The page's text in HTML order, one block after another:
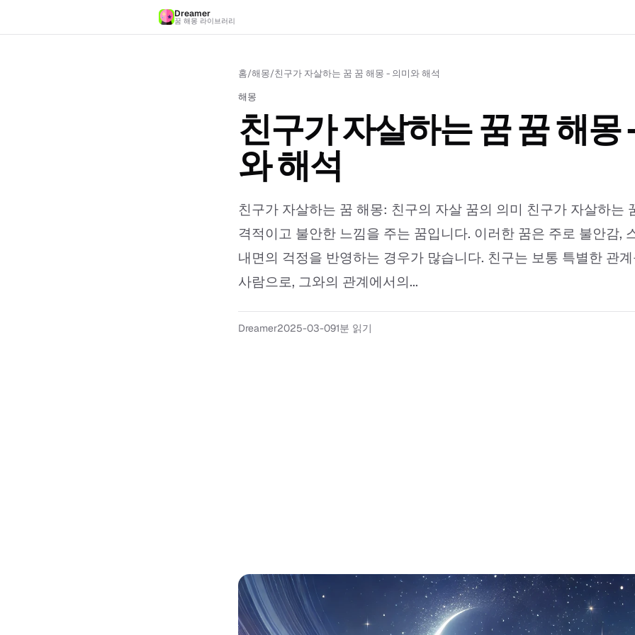
Dreamer
꿈 해몽 라이브러리
홈/해몽/친구가 자살하는 꿈 꿈 해몽 - 의미와 해석
해몽
친구가 자살하는 꿈 꿈 해몽
와 해석
친구가 자살하는 꿈 해몽: 친구의 자살 꿈의 의미 친구가 자살하는
격적이고 불안한 느낌을 주는 꿈입니다. 이러한 꿈은 주로 불안감,
내면의 걱정을 반영하는 경우가 많습니다. 친구는 보통 특별한 관
사람으로, 그와의 관계에서의...
Dreamer2025-03-091분 읽기